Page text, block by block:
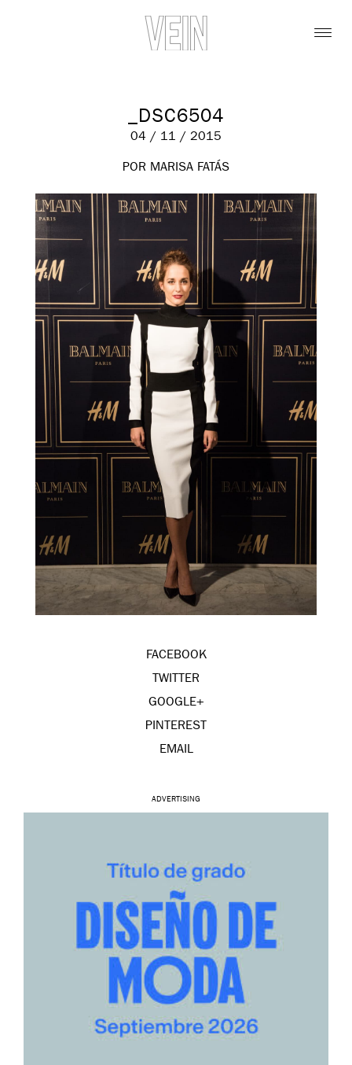
_DSC6504
04 / 11 / 2015
POR MARISA FATÁS
FACEBOOK
TWITTER
GOOGLE+
PINTEREST
EMAIL
ADVERTISING